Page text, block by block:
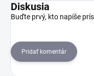
Diskusia
Buďte prvý, kto napíše
Pridať komentár